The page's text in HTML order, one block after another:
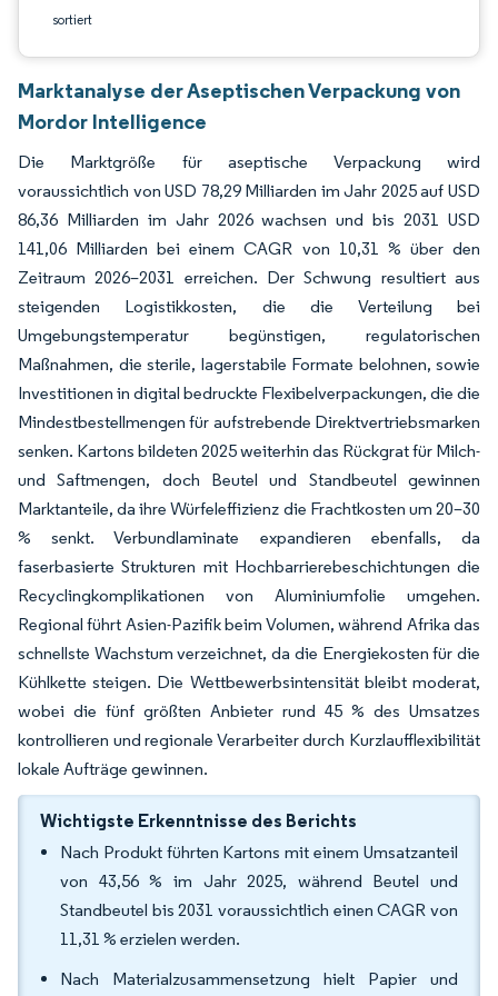
sortiert
Marktanalyse der Aseptischen Verpackung von
Mordor Intelligence
Die Marktgröße für aseptische Verpackung wird
voraussichtlich von USD 78,29 Milliarden im Jahr 2025 auf USD
86,36 Milliarden im Jahr 2026 wachsen und bis 2031 USD
141,06 Milliarden bei einem CAGR von 10,31 % über den
Zeitraum 2026–2031 erreichen. Der Schwung resultiert aus
steigenden Logistikkosten, die die Verteilung bei
Umgebungstemperatur begünstigen, regulatorischen
Maßnahmen, die sterile, lagerstabile Formate belohnen, sowie
Investitionen in digital bedruckte Flexibelverpackungen, die die
Mindestbestellmengen für aufstrebende Direktvertriebsmarken
senken. Kartons bildeten 2025 weiterhin das Rückgrat für Milch-
und Saftmengen, doch Beutel und Standbeutel gewinnen
Marktanteile, da ihre Würfeleffizienz die Frachtkosten um 20–30
% senkt. Verbundlaminate expandieren ebenfalls, da
faserbasierte Strukturen mit Hochbarrierebeschichtungen die
Recyclingkomplikationen von Aluminiumfolie umgehen.
Regional führt Asien-Pazifik beim Volumen, während Afrika das
schnellste Wachstum verzeichnet, da die Energiekosten für die
Kühlkette steigen. Die Wettbewerbsintensität bleibt moderat,
wobei die fünf größten Anbieter rund 45 % des Umsatzes
kontrollieren und regionale Verarbeiter durch Kurzlaufflexibilität
lokale Aufträge gewinnen.
Wichtigste Erkenntnisse des Berichts
Nach Produkt führten Kartons mit einem Umsatzanteil
von 43,56 % im Jahr 2025, während Beutel und
Standbeutel bis 2031 voraussichtlich einen CAGR von
11,31 % erzielen werden.
Nach Materialzusammensetzung hielt Papier und